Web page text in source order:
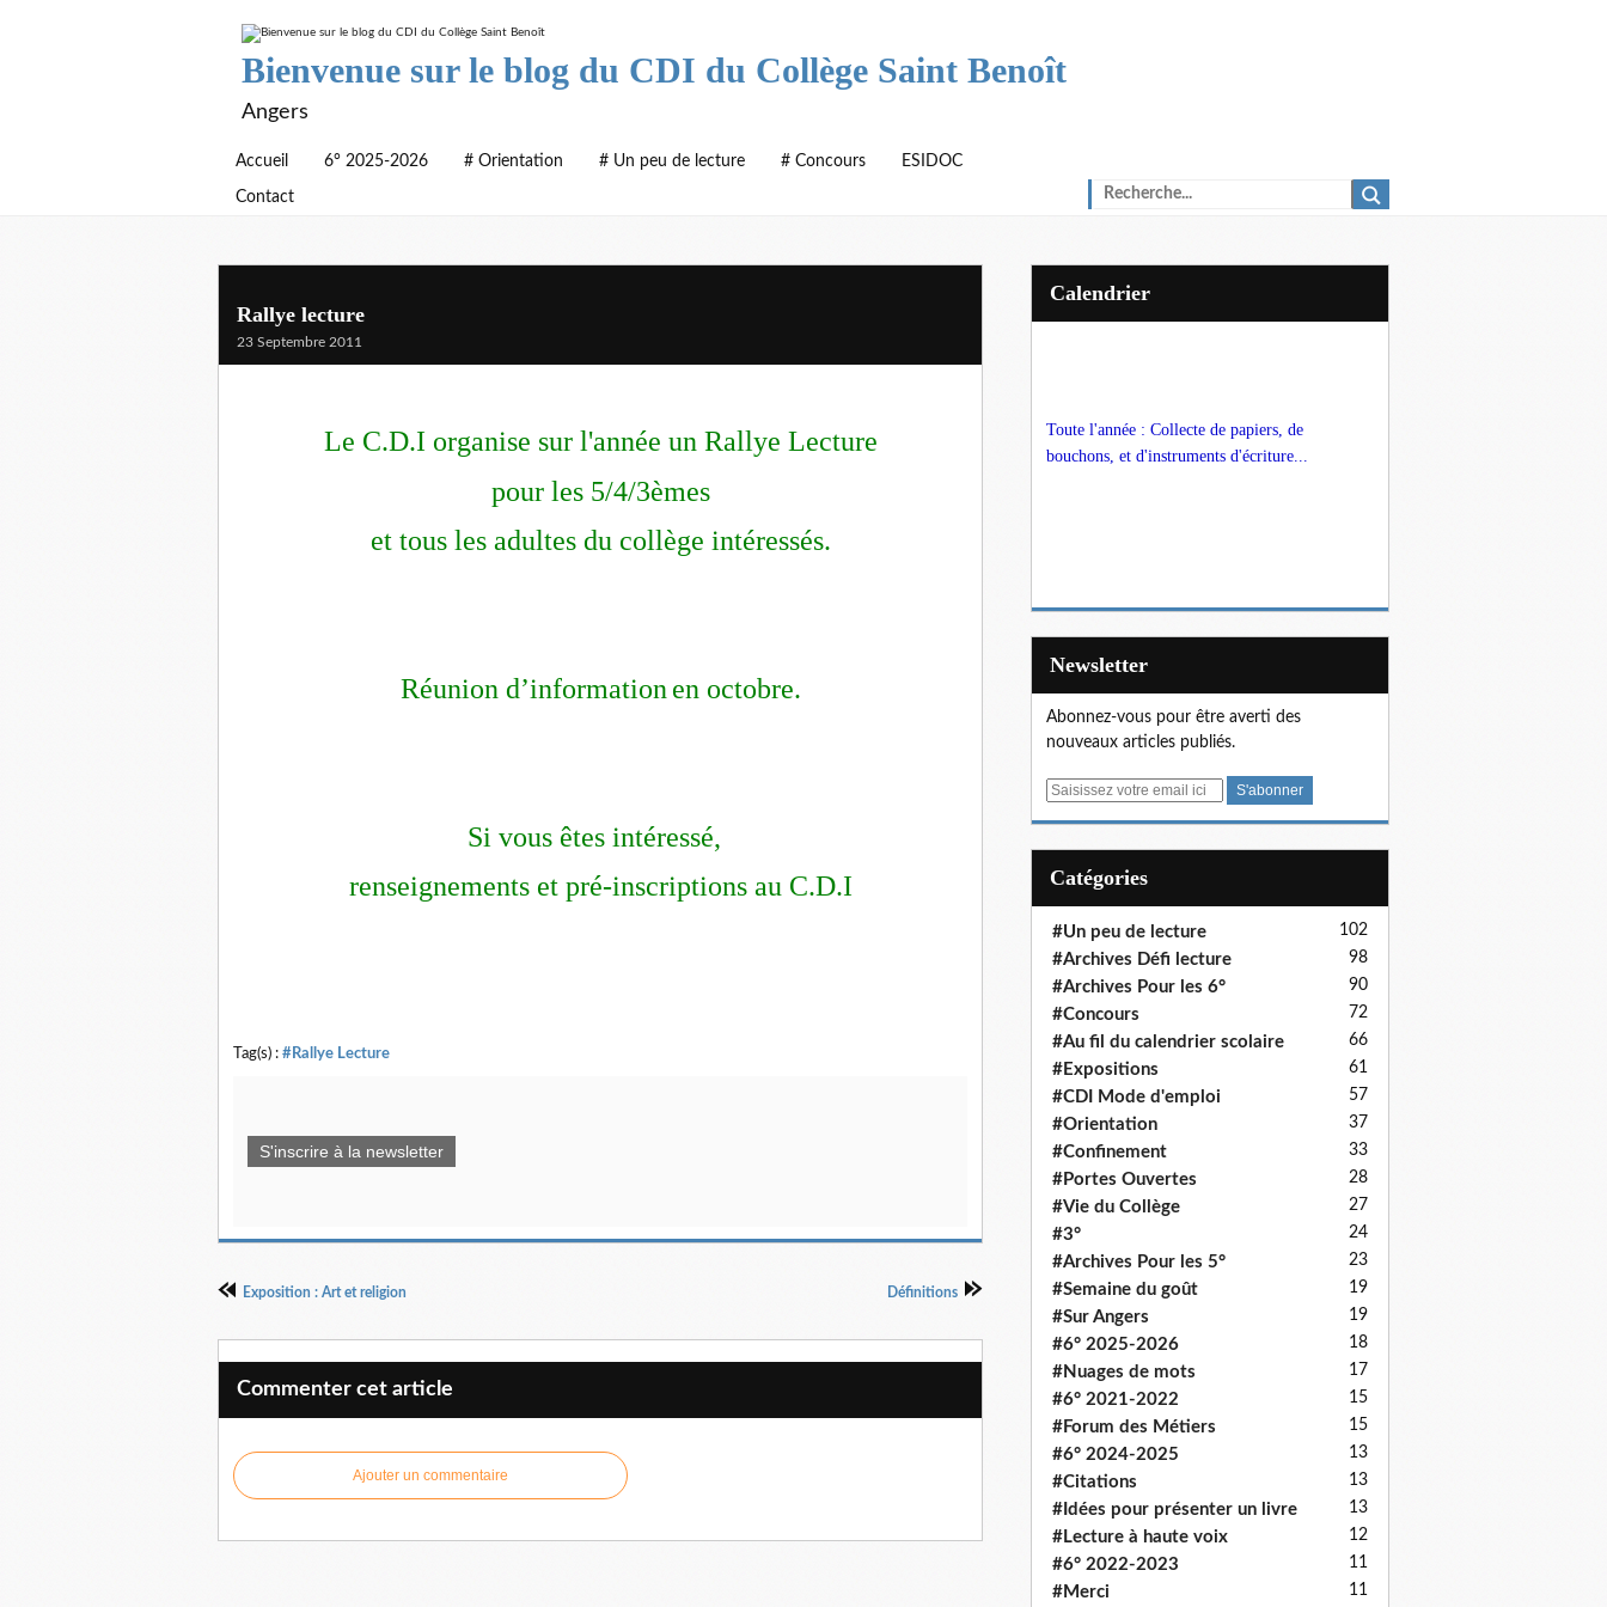
Bienvenue sur le blog du CDI du Collège Saint Benoît
Angers
Accueil 6° 2025-2026 # Orientation # Un peu de lecture # Concours ESIDOC
Contact
Rallye lecture
23 Septembre 2011
Le C.D.I organise sur l'année un Rallye Lecture
pour les 5/4/3èmes
et tous les adultes du collège intéressés.
Réunion d’information en octobre.
Si vous êtes intéressé,
renseignements et pré-inscriptions au C.D.I
Tag(s) : #Rallye Lecture
S'inscrire à la newsletter
Exposition : Art et religion Définitions
Commenter cet article
Ajouter un commentaire
Calendrier
Toute l'année : Collecte de papiers, de
bouchons, et d'instruments d'écriture...
Newsletter
Abonnez-vous pour être averti des
nouveaux articles publiés.
E
Catégories
#Un peu de lecture 102
#Archives Défi lecture 98
#Archives Pour les 6° 90
#Concours 72
#Au fil du calendrier scolaire 66
#Expositions 61
#CDI Mode d'emploi 57
#Orientation 37
#Confinement 33
#Portes Ouvertes 28
#Vie du Collège 27
#3° 24
#Archives Pour les 5° 23
#Semaine du goût 19
#Sur Angers 19
#6° 2025-2026 18
#Nuages de mots 17
#6° 2021-2022 15
#Forum des Métiers 15
#6° 2024-2025 13
#Citations 13
#Idées pour présenter un livre 13
#Lecture à haute voix 12
#6° 2022-2023 11
#Merci 11